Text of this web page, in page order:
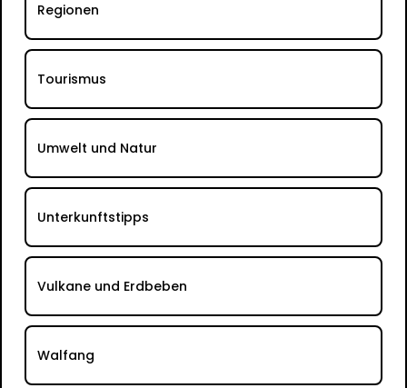
Regionen
Tourismus
Umwelt und Natur
Unterkunftstipps
Vulkane und Erdbeben
Walfang